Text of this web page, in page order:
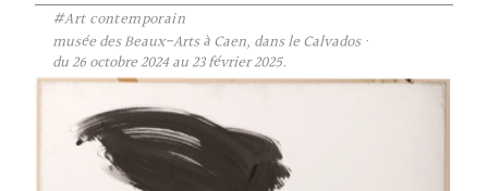
#Art contemporain
musée des Beaux-Arts à Caen, dans le Calvados ·
du 26 octobre 2024 au 23 février 2025.